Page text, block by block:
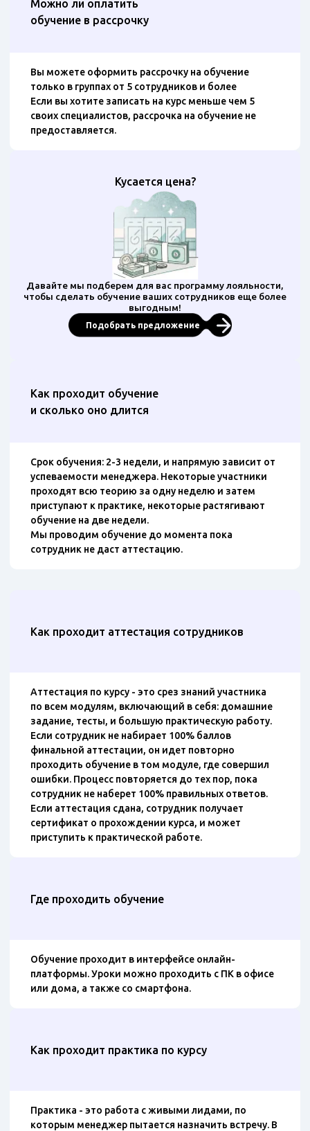
Можно ли оплатить
обучение в рассрочку
Вы можете оформить рассрочку на обучение
только в группах от 5 сотрудников и более
Если вы хотите записать на курс меньше чем 5
своих специалистов, рассрочка на обучение не
предоставляется.
Кусается цена?
Давайте мы подберем для вас программу лояльности,
чтобы сделать обучение ваших сотрудников еще более
выгодным!
Подобрать предложение
Как проходит обучение
и сколько оно длится
Срок обучения: 2-3 недели, и напрямую зависит от
успеваемости менеджера. Некоторые участники
проходят всю теорию за одну неделю и затем
приступают к практике, некоторые растягивают
обучение на две недели.
Мы проводим обучение до момента пока
сотрудник не даст аттестацию.
Как проходит аттестация сотрудников
Аттестация по курсу - это срез знаний участника
по всем модулям, включающий в себя: домашние
задание, тесты, и большую практическую работу.
Если сотрудник не набирает 100% баллов
финальной аттестации, он идет повторно
проходить обучение в том модуле, где совершил
ошибки. Процесс повторяется до тех пор, пока
сотрудник не наберет 100% правильных ответов.
Если аттестация сдана, сотрудник получает
сертификат о прохождении курса, и может
приступить к практической работе.
Где проходить обучение
Обучение проходит в интерфейсе онлайн-
платформы. Уроки можно проходить с ПК в офисе
или дома, а также со смартфона.
Как проходит практика по курсу
Практика - это работа с живыми лидами, по
которым менеджер пытается назначить встречу. В